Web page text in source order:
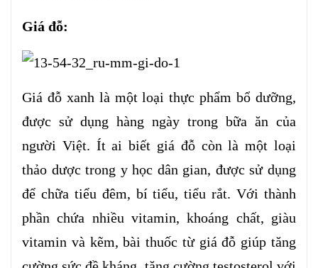
Giá đỗ:
Giá đỗ xanh là một loại thực phẩm bổ dưỡng,
được sử dụng hàng ngày trong bữa ăn của
người Việt. Ít ai biết giá đỗ còn là một loại
thảo dược trong y học dân gian, được sử dụng
để chữa tiểu đêm, bí tiểu, tiểu rắt. Với thành
phần chứa nhiều vitamin, khoáng chất, giàu
vitamin và kẽm, bài thuốc từ giá đỗ giúp tăng